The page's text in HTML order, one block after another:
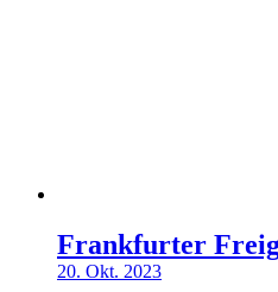
Frankfurter
20. Okt. 2023